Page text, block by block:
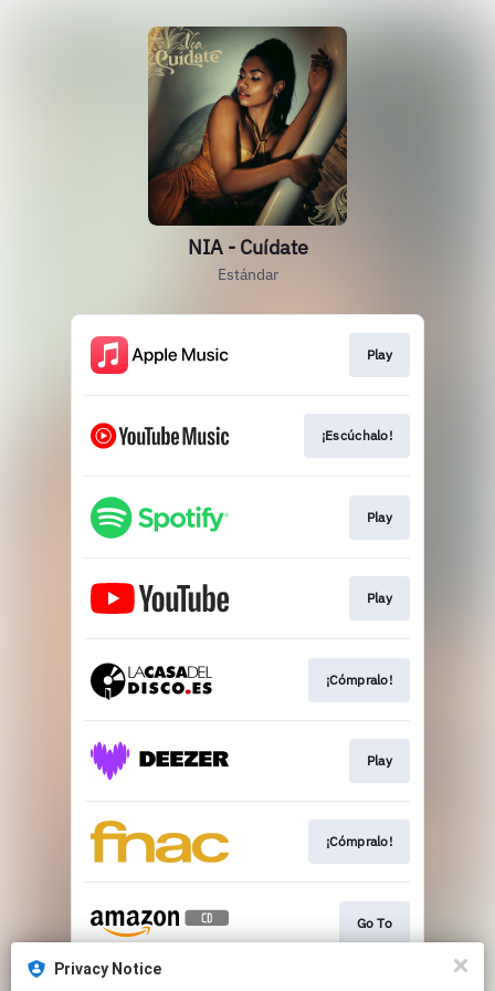
Privacy Notice
NIA - Cuídate
Estándar
Play
¡Escúchalo!
Play
Play
¡Cómpralo!
Play
¡Cómpralo!
Go To